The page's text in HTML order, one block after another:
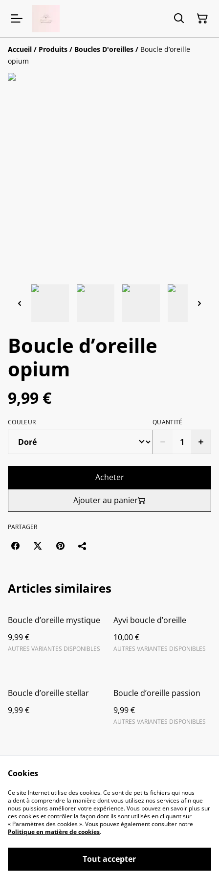
Accueil / Produits / Boucles D'oreilles / Boucle d’oreille
opium
Boucle d’oreille
opium
9,99 €
COULEUR QUANTITÉ
Acheter
Ajouter au panier
PARTAGER
Articles similaires
Boucle d’oreille mystique
9,99 €
AUTRES VARIANTES DISPONIBLES
Ayvi boucle d’oreille
10,00 €
AUTRES VARIANTES DISPONIBLES
Boucle d’oreille stellar
9,99 €
Boucle d’oreille passion
9,99 €
AUTRES VARIANTES DISPONIBLES
Contactez-nous
Conditions
Politique de
confidentialité
Politique de cookies
FAQ
©2026Sun-Lau.bijoux
Cookies
Ce site Internet utilise des cookies. Ce sont de petits fichiers qui nous
aident à comprendre la manière dont vous utilisez nos services afin que
nous puissions améliorer votre expérience. Vous pouvez en savoir plus sur
ces cookies et contrôler la façon dont ils sont utilisés en cliquant sur
« Paramètres des cookies ». Vous pouvez également consulter notre
Politique en matière de cookies.
Tout accepter